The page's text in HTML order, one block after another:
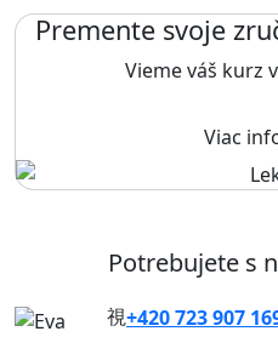
Premente svoje
Vieme váš kurz
Viac
Potrebujete s
+420 723 907